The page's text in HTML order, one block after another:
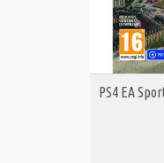
ΑΓΟΡΑ
PS4 EA